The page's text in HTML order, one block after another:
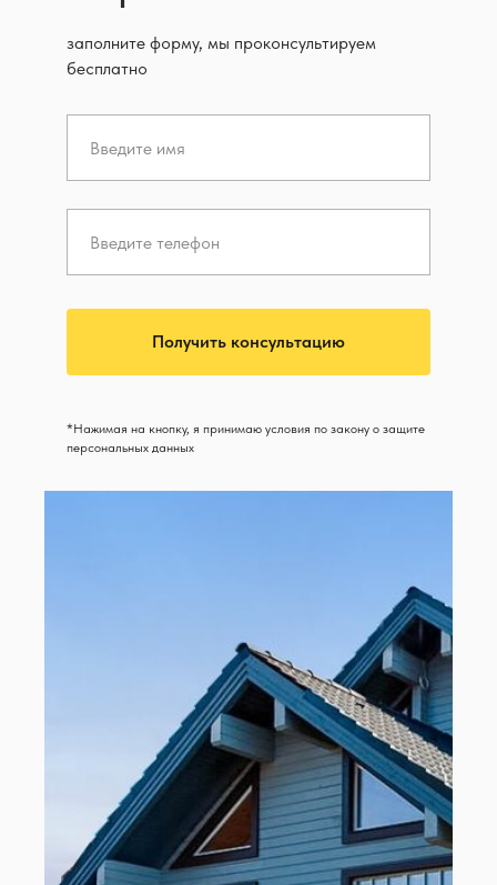
заполните форму, мы проконсультируем
бесплатно
Получить консультацию
*Нажимая на кнопку, я принимаю условия по закону о защите
персональных данных